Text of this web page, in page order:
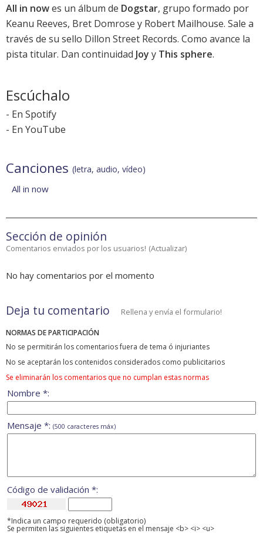
All in nowes un álbum de Dogstar, grupo formado por
Keanu Reeves, Bret Domrose y Robert Mailhouse. Sale a
través de su sello Dillon Street Records. Como avance la
pista titular. Dan continuidad Joy y This sphere.
Escúchalo
- En Spotify
- En YouTube
Canciones (letra, audio, vídeo)
All in now
Sección de opinión
Comentarios enviados por los usuarios! (Actualizar)
No hay comentarios por el momento
Deja tu comentario Rellena y envía el formulario!
NORMAS DE PARTICIPACIÓN
No se permitirán los comentarios fuera de tema ó injuriantes
No se aceptarán los contenidos considerados como publicitarios
Se eliminarán los comentarios que no cumplan estas normas
Nombre *:
Mensaje *: (500 caracteres máx)
Código de validación *:
*Indica un campo requerido (obligatorio)
Se permiten las siguientes etiquetas en el mensaje <b> <i> <u>